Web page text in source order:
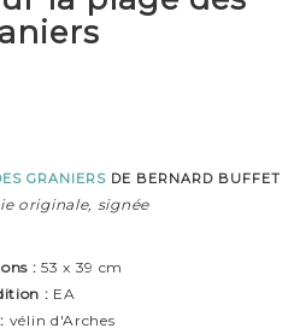
GRANIERS DE BERNARD BUFFET
originale, signée
: 53 x 39 cm
: EA
vélin d'Arches